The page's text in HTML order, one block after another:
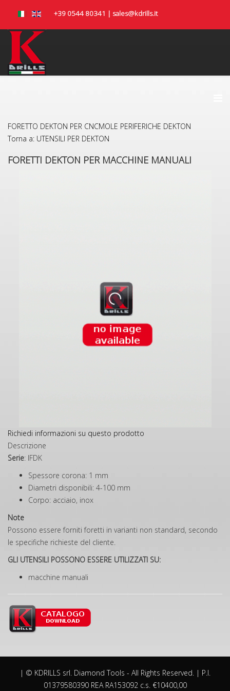
+39 0544 80341 | sales@kdrills.it
FORETTO DEKTON PER CNCMOLE PERIFERICHE DEKTON
Torna a: UTENSILI PER DEKTON
FORETTI DEKTON PER MACCHINE MANUALI
Richiedi informazioni su questo prodotto
Descrizione
Serie: IFDK
Spessore corona: 1 mm
Diametri disponibili: 4-100 mm
Corpo: acciaio, inox
Note
Possono essere forniti foretti in varianti non standard, secondo
le specifiche richieste del cliente.
GLI UTENSILI POSSONO ESSERE UTILIZZATI SU:
macchine manuali
| © KDRILLS srl. Diamond Tools - All Rights Reserved. | P.I.
01379580390 REA RA153092 c.s. €10400,00